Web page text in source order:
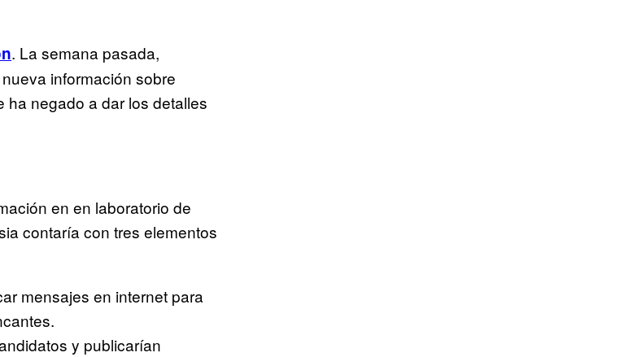
. La semana pasada,
información sobre
ha negado a dar los detalles
en en laboratorio de
contaría con tres elementos
mensajes en internet para
y publicarían